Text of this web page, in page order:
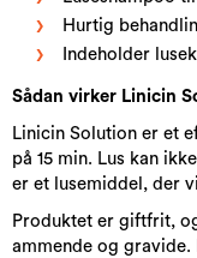
Hurtig
Indeholder
Sådan virker Linicin
Linicin Solution er et
på 15 min. Lus kan
er et lusemiddel, der
Produktet er giftfrit,
ammende og